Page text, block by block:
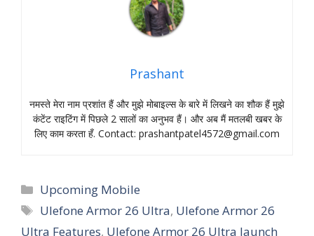
Prashant
नमस्‍ते मेरा नाम प्रशांत हैं और मुझे मोबाइल्‍स के बारे में लिखने का शौक हैं मुझे
कंटेंट राइटिंग में पिछले 2 सालों का अनुभव हैं। और अब मैं मतलबी खबर के
लिए काम करता हँ. Contact: prashantpatel4572@gmail.com
Categories
Upcoming Mobile
Tags
Ulefone Armor 26 Ultra, Ulefone Armor 26
Ultra Features, Ulefone Armor 26 Ultra launch